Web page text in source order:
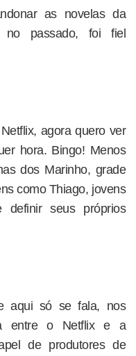
as novelas da
passado, foi fiel
agora quero ver
hora. Bingo! Menos
dos Marinho, grade
como Thiago, jovens
definir seus próprios
aqui só se fala, nos
entre o Netflix e a
de produtores de